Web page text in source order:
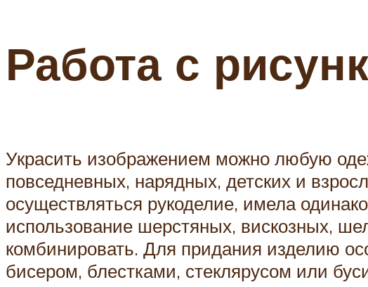
Работа с
Украсить изображением можно любую
повседневных, нарядных, детских и
осуществляться рукоделие, имела
использование шерстяных, вискозных,
комбинировать. Для придания изделию
бисером, блестками, стеклярусом или